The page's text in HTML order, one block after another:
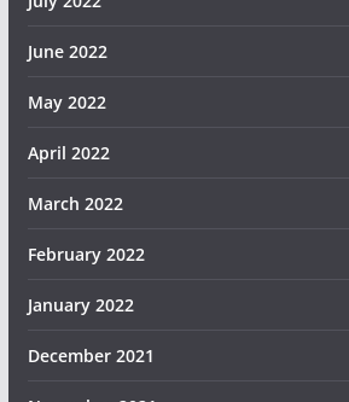
June 2022
May 2022
April 2022
March 2022
February 2022
January 2022
December 2021